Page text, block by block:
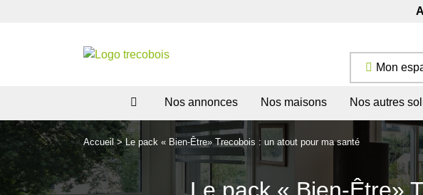
Mon
Nos annonces Nos maisons Nos autres
Accueil >Le pack « Bien-Être» Trecobois : un atout pour ma santé
Le pack « Bien-Être»